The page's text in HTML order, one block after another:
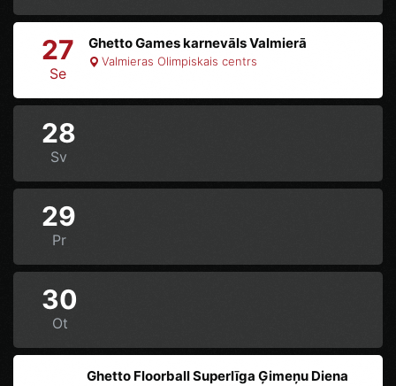
27
Se
Ghetto Games karnevāls Valmierā
Valmieras Olimpiskais centrs
28
Sv
29
Pr
30
Ot
Ghetto Floorball Superlīga Ģimeņu Diena